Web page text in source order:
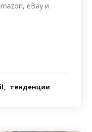
eBay и
тенденции